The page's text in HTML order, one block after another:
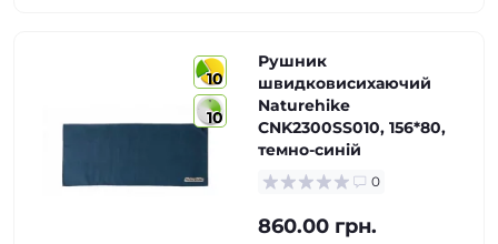
10
10
Рушник
швидковисихаючий
Naturehike
CNK2300SS010, 156*80,
темно-синій
0
860.00 грн.